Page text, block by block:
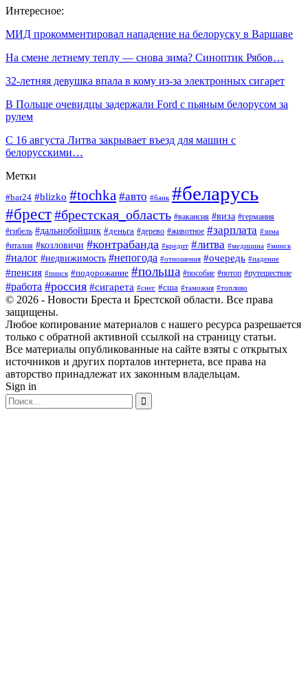
Интересное:
МИД прокомментировал нападение на белоруску в Варшаве
На смене летнему теплу — снова зима? Синоптик Рябов…
32-летняя девушка впала в кому из-за электронных сигарет
В Польше очевидцы задержали Ford c пьяным белорусом за
рулем
С 16 августа Литва закрывает въезд для машин с
белорусскими…
Метки
#bar24 #blizko #tochka #авто #банк #беларусь
#брест#брестская_область #вакансия #виза #германия
#гибель #дальнобойщик #деньга #дерево #животное #зарплата #зима
#италия #козловичи #контрабанда #кредит #литва #медицина #минск
#налог #недвижимость #непогода #отношения #очередь #падение
#пенсия #пинск #подорожание #польша #пособие #потоп #путешествие
#работа #россия #сигарета #снег #сша #таможня #топливо
© 2026 - Новости Бреста и Брестской области. Все права
защищены.
Любое копирование материалов с нашего ресурса разрешается
только с обратной активной ссылкой на страницу статьи.
Все материалы опубликованные на сайте взяты с открытых
источников и других порталов интернета, все права на
авторство принадлежат их законным владельцам.
Sign in